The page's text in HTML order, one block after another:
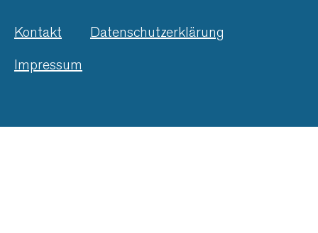
Kontakt
Datenschutzerklärung
Impressum